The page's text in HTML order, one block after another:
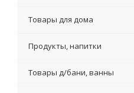
Товары для дома
Продукты, напитки
Товары д/бани, ванны